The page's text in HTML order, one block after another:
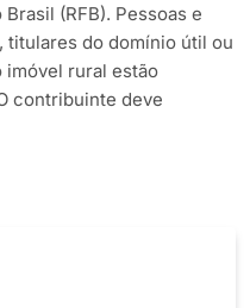
(RFB). Pessoas e
titulares do domínio útil ou
imóvel rural estão
contribuinte deve